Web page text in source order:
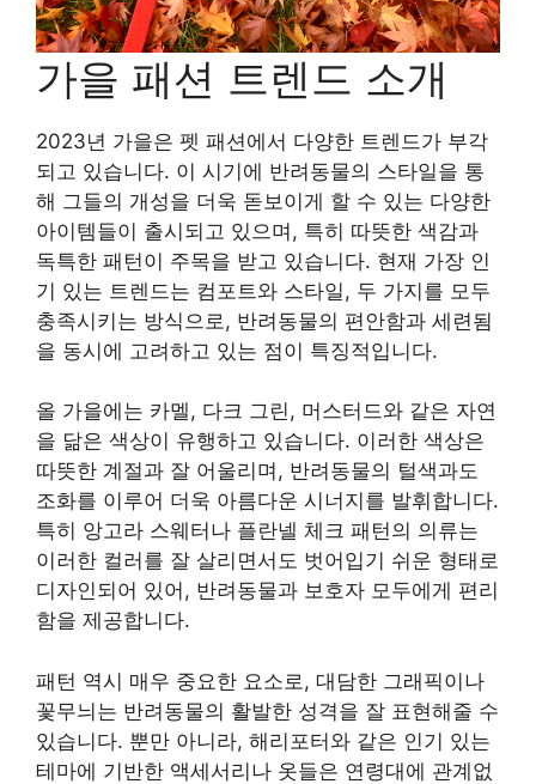
가을 패션 트렌드 소개
2023년 가을은 펫 패션에서 다양한 트렌드가 부각
되고 있습니다. 이 시기에 반려동물의 스타일을 통
해 그들의 개성을 더욱 돋보이게 할 수 있는 다양한
아이템들이 출시되고 있으며, 특히 따뜻한 색감과
독특한 패턴이 주목을 받고 있습니다. 현재 가장 인
기 있는 트렌드는 컴포트와 스타일, 두 가지를 모두
충족시키는 방식으로, 반려동물의 편안함과 세련됨
을 동시에 고려하고 있는 점이 특징적입니다.
올 가을에는 카멜, 다크 그린, 머스터드와 같은 자연
을 닮은 색상이 유행하고 있습니다. 이러한 색상은
따뜻한 계절과 잘 어울리며, 반려동물의 털색과도
조화를 이루어 더욱 아름다운 시너지를 발휘합니다.
특히 앙고라 스웨터나 플란넬 체크 패턴의 의류는
이러한 컬러를 잘 살리면서도 벗어입기 쉬운 형태로
디자인되어 있어, 반려동물과 보호자 모두에게 편리
함을 제공합니다.
패턴 역시 매우 중요한 요소로, 대담한 그래픽이나
꽃무늬는 반려동물의 활발한 성격을 잘 표현해줄 수
있습니다. 뿐만 아니라, 해리포터와 같은 인기 있는
테마에 기반한 액세서리나 옷들은 연령대에 관계없